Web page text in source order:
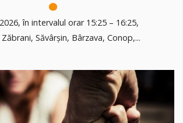
în intervalul orar 15:25 – 16:25,
Săvârșin, Bârzava, Conop,...